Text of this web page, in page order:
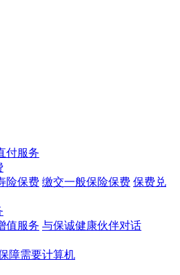
付服务
险保费 缴交一般保险保费 保费兑
值服务 与保诚健康伙伴对话
障需要计算机